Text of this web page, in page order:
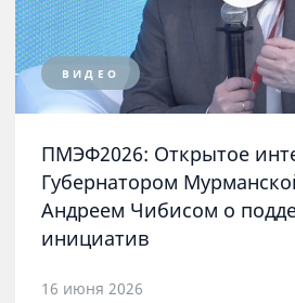
ВИДЕО
ПМЭФ2026: Открытое
Губернатором
Андреем Чибисом о
инициатив
16 июня 2026